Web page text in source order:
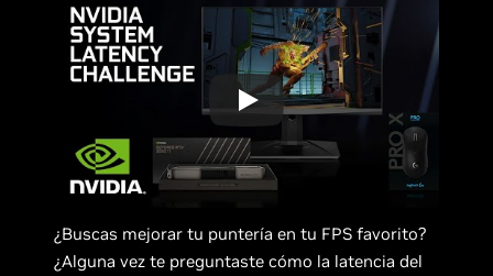
¿Buscas mejorar tu puntería en tu FPS favorito?
¿Alguna vez te preguntaste cómo la latencia del